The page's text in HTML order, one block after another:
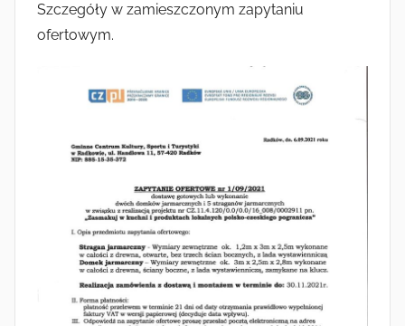
Szczegóły w zamieszczonym zapytaniu
ofertowym.